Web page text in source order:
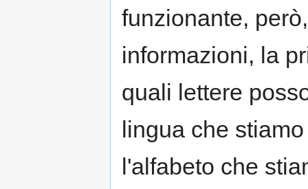
funzionante,
informazioni, la
quali lettere
lingua che
l'alfabeto che